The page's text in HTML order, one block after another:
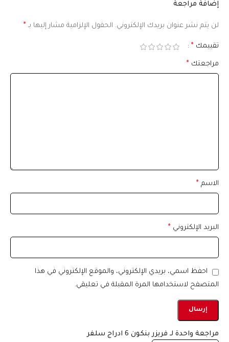
مراجعة واحدة لـ فريزر بنكون 6 ادراج سلفر
إضافة مراجعة
لن يتم نشر عنوان بريدك الإلكتروني. الحقول الإلزامية مشار إليها بـ *
تقييمك *
مراجعتك *
الاسم *
البريد الإلكتروني *
احفظ اسمي، بريدي الإلكتروني، والموقع الإلكتروني في هذا
المتصفح لاستخدامها المرة المقبلة في تعليقي.